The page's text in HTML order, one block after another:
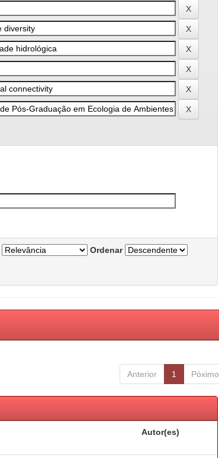
Ordenar
Anterior 1 Póximo
Autor(es)